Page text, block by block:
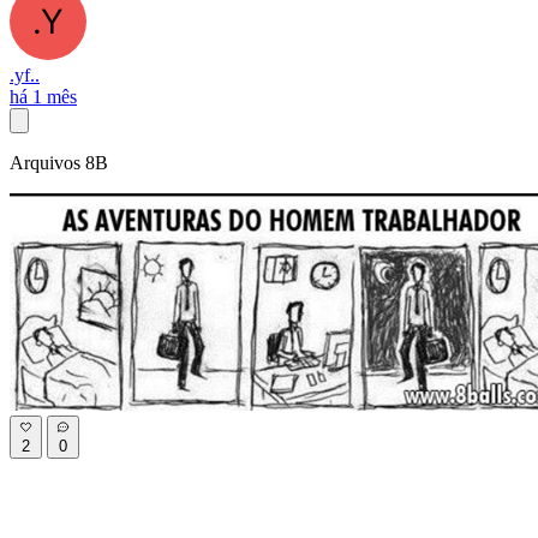
.yf..
há 1 mês
Arquivos 8B
2 0